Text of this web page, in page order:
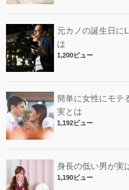
元カノの誕生日に
は
1,200ビュー
簡単に女性にモテ
実とは
1,192ビュー
身長の低い男が実
1,190ビュー